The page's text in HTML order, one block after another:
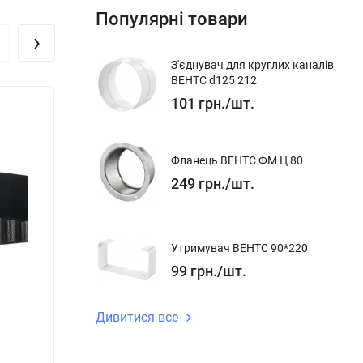
›
Популярні товари
З'єднувач для круглих каналів
ВЕНТС d125 212
101 грн./шт.
Фланець ВЕНТС ФМ Ц 80
249 грн./шт.
Утримувач ВЕНТС 90*220
99 грн./шт.
Дивитися все